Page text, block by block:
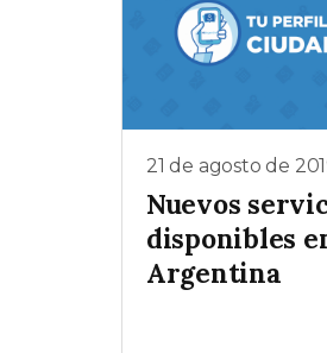
21 de agosto de
Nuevos
disponibles
Argentina